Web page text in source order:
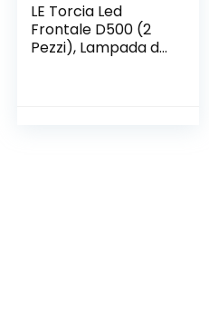
LE Torcia Led
Frontale D500 (2
Pezzi), Lampada da